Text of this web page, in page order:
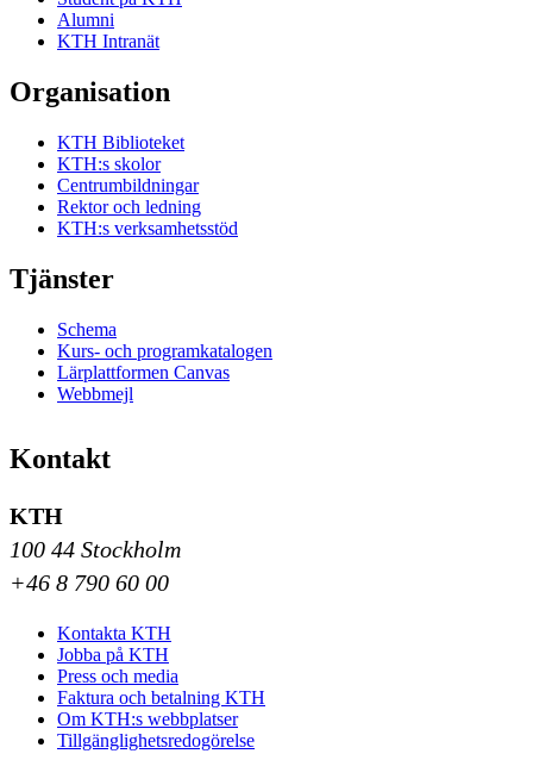
Alumni
KTH Intranät
Organisation
KTH Biblioteket
KTH:s skolor
Centrumbildningar
Rektor och ledning
KTH:s verksamhetsstöd
Tjänster
Schema
Kurs- och programkatalogen
Lärplattformen Canvas
Webbmejl
Kontakt
KTH
100 44 Stockholm
+46 8 790 60 00
Kontakta KTH
Jobba på KTH
Press och media
Faktura och betalning KTH
Om KTH:s webbplatser
Tillgänglighetsredogörelse